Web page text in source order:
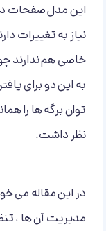
این مدل صفحات
نیاز به تغییرات
خاصی هم ندارند
به این دو برای
توان برگه ها را
نظر داشت.
در این مقاله می
مدیریت آن ها ،